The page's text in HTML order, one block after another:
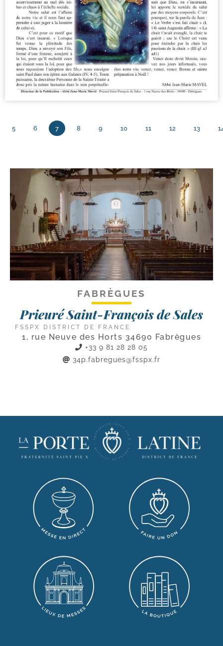
5 6 7 8 9 10 11 12 13
FABRÈGUES
Prieuré Saint-François de Sales
FSSPX DISTRICT DE FRANCE
1, rue Neuve des Horts 34690 Fabrègues
+33 9 81 28 28 05
34p.fabregues@fsspx.fr